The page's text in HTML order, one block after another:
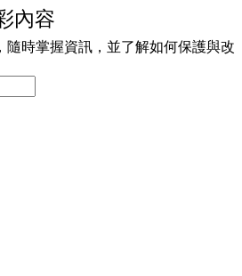
內容
隨時掌握資訊，並了解如何保護與改